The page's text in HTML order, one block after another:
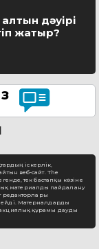
дәуірі
жатыр?
іскерлік,
веб-сайт. The
тек бастапқы көзіне
материалды пайдалану
редакторлары
Материалдарды
құрамы дауды